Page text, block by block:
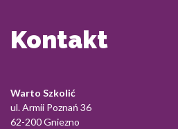
Kontakt
Warto Szkolić
ul. Armii Poznań 36
62-200 Gniezno